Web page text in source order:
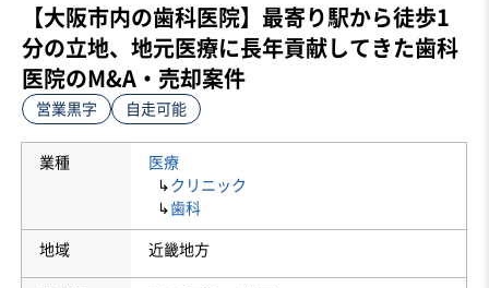
【大阪市内の歯科医院】最寄り駅から徒歩1
分の立地、地元医療に長年貢献してきた歯科
医院のM&A・売却案件
営業黒字 自走可能
業種
医療
↳ クリニック
↳歯科
地域 近畿地方